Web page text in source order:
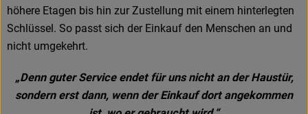
höhere Etagen bis hin zur Zustellung mit einem hinterlegten
Schlüssel. So passt sich der Einkauf den Menschen an und
nicht umgekehrt.
„Denn guter Service endet für uns nicht an der Haustür,
sondern erst dann, wenn der Einkauf dort angekommen